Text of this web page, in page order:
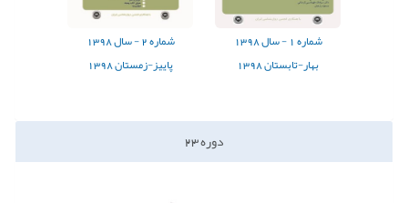
شماره1 - سال1398
بهار-تابستان 1398
شماره2 - سال1398
پاییز-زمستان 1398
دوره23